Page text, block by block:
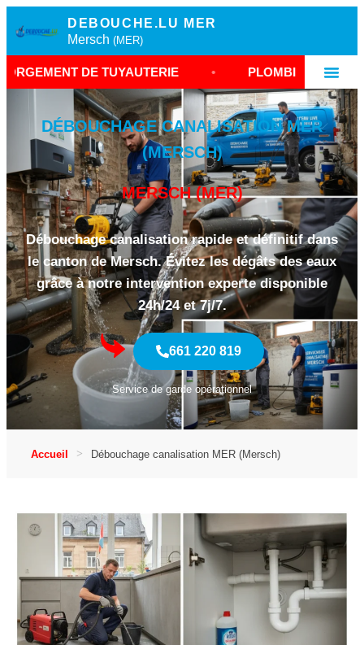
DEBOUCHE.LU MER
Mersch (MER)
DE TUYAUTERIE • PLOMBIER URGENCE
DÉBOUCHAGE CANALISATION MER
(MERSCH)
MERSCH (MER)
Débouchage canalisation rapide et définitif dans
le canton de Mersch. Évitez les dégâts des eaux
grâce à notre intervention experte disponible
24h/24 et 7j/7.
661 220 819
Service de garde opérationnel
Accueil Débouchage canalisation MER (Mersch)